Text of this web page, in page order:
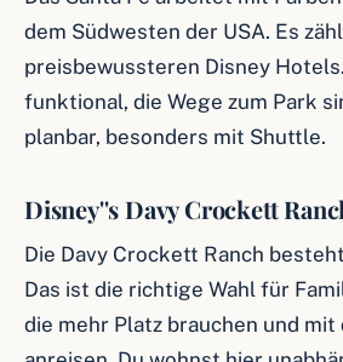
dem Südwesten der USA. Es
preisbewussteren Disney
funktional, die Wege zum Park
planbar, besonders mit Shuttle.
Disney''s Davy Crockett
Die Davy Crockett Ranch
Das ist die richtige Wahl für
die mehr Platz brauchen und mit